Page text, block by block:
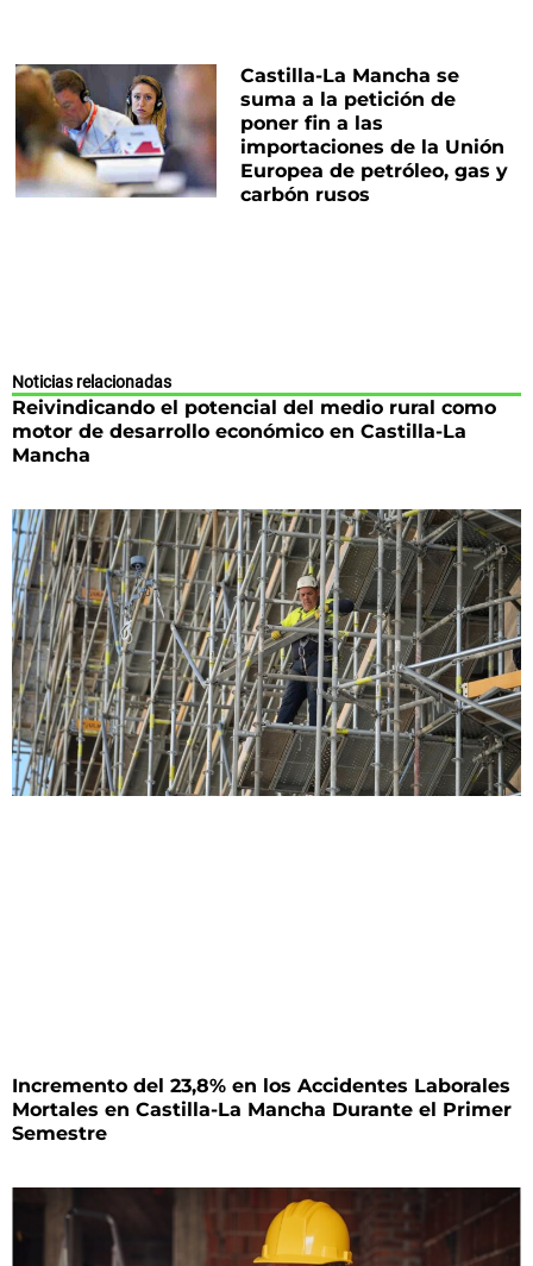
Castilla-La Mancha se
suma a la petición de
poner fin a las
importaciones de la Unión
Europea de petróleo, gas y
carbón rusos
Noticias relacionadas
Reivindicando el potencial del medio rural como
motor de desarrollo económico en Castilla-La
Mancha
Incremento del 23,8% en los Accidentes Laborales
Mortales en Castilla-La Mancha Durante el Primer
Semestre